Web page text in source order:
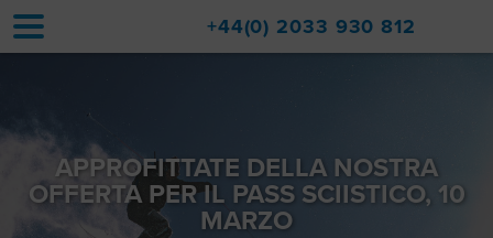
Home
Sistemazioni
Aggiornamenti
+44(0) 2033 930 812
APPROFITTATE DELLA NOSTRA
OFFERTA PER IL PASS SCIISTICO, 10
MARZO